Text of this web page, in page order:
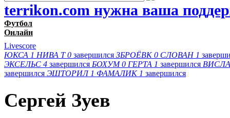
terrikon.com нужна ваша
Футбол
Онлайн
Livescore
ЮКСА 1 НИВА Т 0 завершился ЗБРОЁВК 0 СЛОВАН 1
ЭКСЕЛЬС 4 завершился БОХУМ 0 ГЕРТА 1 завершился
завершился ЭШТОРИЛ 1 ФАМАЛИК 1 завершился
Сергей Зуев